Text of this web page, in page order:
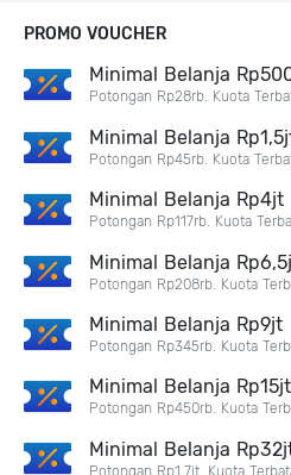
PROMO VOUCHER
Minimal Belanja
Potongan Rp28rb. Kuota
Minimal Belanja
Potongan Rp45rb. Kuota
Minimal Belanja Rp4jt
Potongan Rp117rb. Kuota
Minimal Belanja
Potongan Rp208rb. Kuota
Minimal Belanja Rp9jt
Potongan Rp345rb. Kuota
Minimal Belanja Rp15jt
Potongan Rp450rb. Kuota
Minimal Belanja
Potongan Rp1,7jt. Kuota